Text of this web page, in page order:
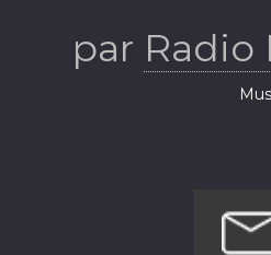
par Radio